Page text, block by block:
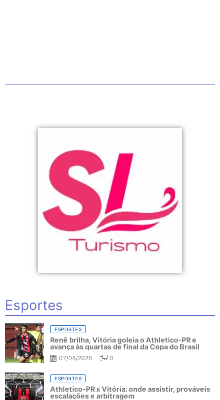
Esportes
ESPORTES
Renê brilha, Vitória goleia o Athletico-PR e
avança às quartas de final da Copa do Brasil
07/08/2026 0
ESPORTES
Athletico-PR x Vitória: onde assistir, prováveis
escalações e arbitragem